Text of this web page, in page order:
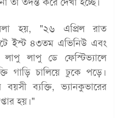
হয়, "২৬ এপ্রিল রাত
ইস্ট ৪৩তম এভিনিউ এবং
লাপু লাপু ডে ফেস্টিভ্যালে
গাড়ি চালিয়ে ঢুকে পড়ে।
ব্যক্তি, ভ্যানকুভারের
হয়।"